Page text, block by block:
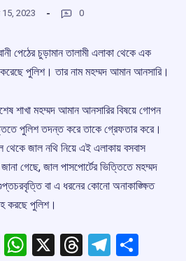
2023 0
পেঠের চুড়ামান তালামী এলাকা থেকে এক
পুলিশ। তার নাম মহম্মদ আমান আনসারি।
শাখা মহম্মদ আমান আনসারির বিষয়ে গোপন
পুলিশ তদন্ত করে তাকে গ্রেফতার করে।
জাল নথি নিয়ে এই এলাকায় বসবাস
গেছে, জাল পাসপোর্টের ভিত্তিতে মহম্মদ
বা এ ধরনের কোনো অনাকাঙ্ক্ষিত
করছে পুলিশ।
Facebook
WhatsApp
X Threads